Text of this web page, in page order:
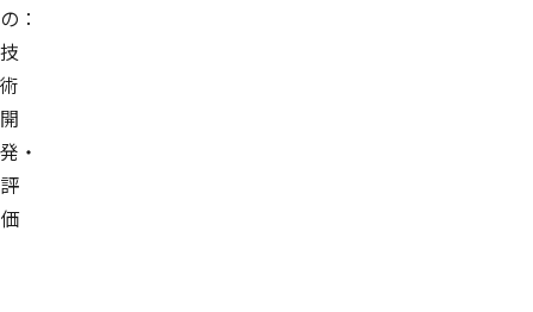
の：
技
術
開
発・
評
価